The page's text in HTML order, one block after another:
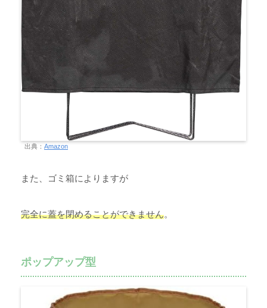
出典： Amazon
また、ゴミ箱によりますが
完全に蓋を閉めることができません。
ポップアップ型